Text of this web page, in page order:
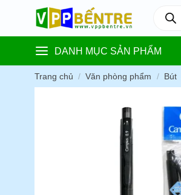
content
kiếm
phẩm
DANH MỤC SẢN PHẨM
Trang chủ / Văn phòng phẩm / Bút